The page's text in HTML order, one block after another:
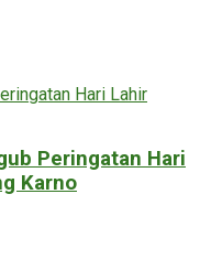
Peringatan Hari
Karno